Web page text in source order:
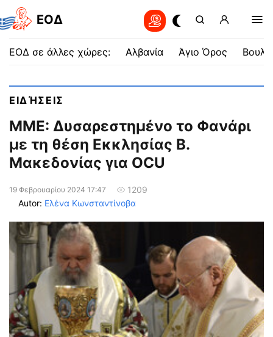
EOΔ
ΕΟΔ σε άλλες χώρες: Αλβανία Άγιο Όρος
ΕΙΔΉΣΕΙΣ
ΜΜΕ: Δυσαρεστημένο το Φανάρι
με τη θέση Εκκλησίας Β.
Μακεδονίας για OCU
19 Φεβρουαρίου 2024 17:47
1209
Autor: Ελένα Κωνσταντίνοβα